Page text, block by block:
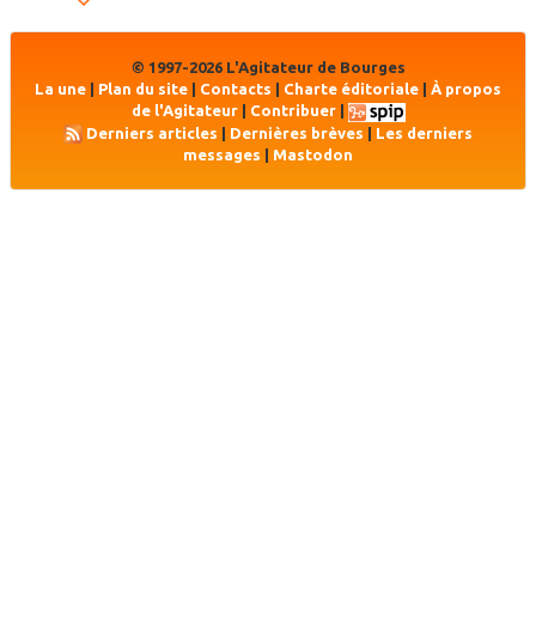
© 1997-2026 L'Agitateur de Bourges
La une
Plan du site Contacts Charte éditoriale
À propos
de l'Agitateur| Contribuer|
Derniers articles | Dernières brèves | Les derniers
messages
Mastodon